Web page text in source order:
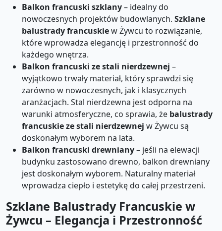
Balkon francuski szklany– idealny do
nowoczesnych projektów budowlanych. Szklane
balustrady francuskiew Żywcu to rozwiązanie,
które wprowadza elegancję i przestronność do
każdego wnętrza.
Balkon francuski ze stali nierdzewnej –
wyjątkowo trwały materiał, który sprawdzi się
zarówno w nowoczesnych, jak i klasycznych
aranżacjach. Stal nierdzewna jest odporna na
warunki atmosferyczne, co sprawia, że balustrady
francuskie ze stali nierdzewnej w Żywcu są
doskonałym wyborem na lata.
Balkon francuski drewniany– jeśli na elewacji
budynku zastosowano drewno, balkon drewniany
jest doskonałym wyborem. Naturalny materiał
wprowadza ciepło i estetykę do całej przestrzeni.
Szklane Balustrady Francuskie w
Żywcu – Elegancja i Przestronność